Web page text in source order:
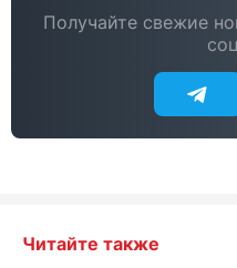
Получайте свежие
Читайте также